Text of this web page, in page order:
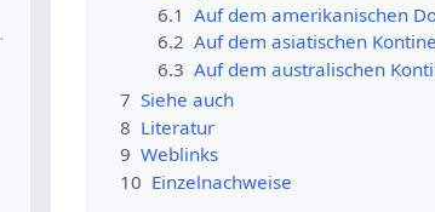
6.1 Auf dem amerikanischen
6.2 Auf dem asiatischen
6.3 Auf dem australischen
7 Siehe auch
8 Literatur
9 Weblinks
10 Einzelnachweise